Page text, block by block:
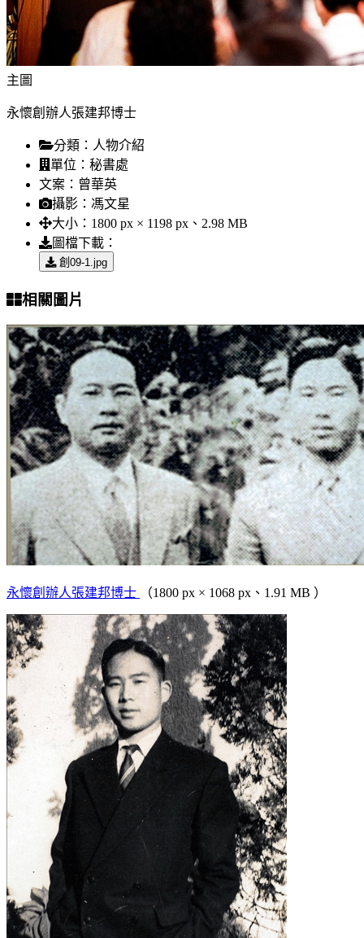
主圖
永懷創辦人張建邦博士
分類： 人物介紹
單位： 秘書處
文案： 曾華英
攝影： 馮文星
大小： 1800 px × 1198 px、2.98 MB
圖檔下載：
創09-1.jpg
相關圖片
永懷創辦人張建邦博士 （1800 px × 1068 px、1.91 MB ）